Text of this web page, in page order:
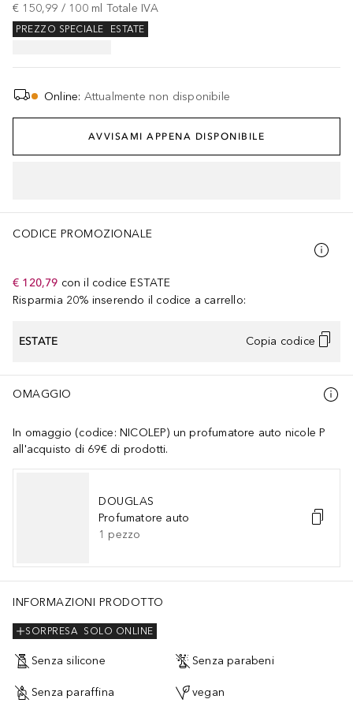
€ 150,99 / 100 ml Totale IVA
ESTATE
PREZZO SPECIALE
Online: Attualmente non disponibile
AVVISAMI APPENA DISPONIBILE
CODICE PROMOZIONALE
€ 120,79 con il codice ESTATE
Risparmia 20% inserendo il codice a carrello:
ESTATE Copia codice
OMAGGIO
In omaggio (codice: NICOLEP) un profumatore auto nicole P
all'acquisto di 69€ di prodotti.
DOUGLAS
Profumatore auto
1 pezzo
INFORMAZIONI PRODOTTO
SOLO ONLINE
SORPRESA
Senza silicone Senza parabeni
Senza paraffina vegan